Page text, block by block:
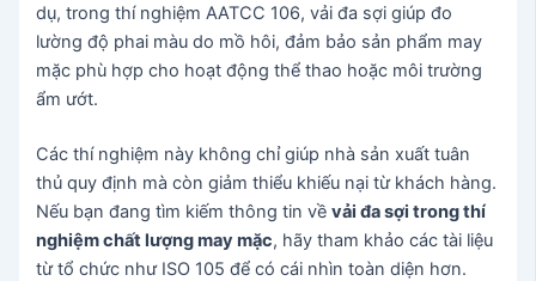
dụ, trong thí nghiệm AATCC 106, vải đa sợi giúp đo
lường độ phai màu do mồ hôi, đảm bảo sản phẩm may
mặc phù hợp cho hoạt động thể thao hoặc môi trường
ẩm ướt.
Các thí nghiệm này không chỉ giúp nhà sản xuất tuân
thủ quy định mà còn giảm thiểu khiếu nại từ khách hàng.
Nếu bạn đang tìm kiếm thông tin vềvải đa sợi trong thí
nghiệm chất lượng may mặc, hãy tham khảo các tài liệu
từ tổ chức như ISO 105 để có cái nhìn toàn diện hơn.